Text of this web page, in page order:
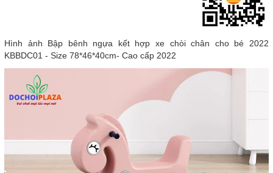
Hình ảnh Bập bênh ngựa kết hợp xe chòi chân cho bé 2022
KBBDC01 - Size 78*46*40cm- Cao cấp 2022